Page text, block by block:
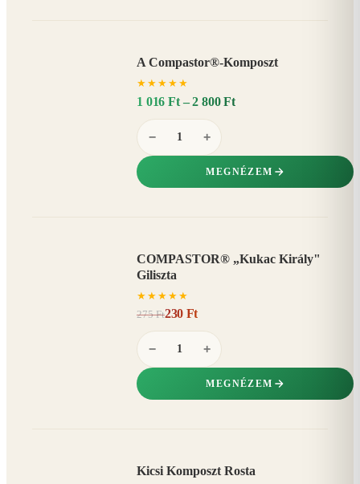
A Compastor®-Komposzt
★ ★ ★ ★ ★
1 016 Ft – 2 800 Ft
− +
MEGNÉZEM
COMPASTOR® „Kukac Király"
Giliszta
★ ★ ★ ★ ★
275 Ft230 Ft
− +
MEGNÉZEM
Kicsi Komposzt Rosta